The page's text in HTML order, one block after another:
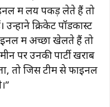
में लय पकड़ लेते हैं तो
क्रिकेट पॉडकास्ट
में अच्छा खेलते हैं तो
पर उनकी पार्टी खराब
तो जिस टीम से फाइनल